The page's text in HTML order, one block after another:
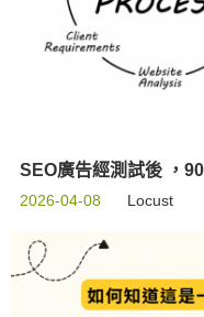
SEO廣告經測試後 ，
2026-04-08 Locust